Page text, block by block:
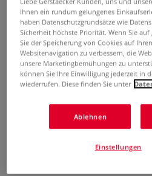
VIVA DECOR
Sperrgrund
0
Holzanstriche. Verhindert ein
anschließenden Endanstrichen
Ihnen ein rundum gelungenes
haben Datenschutzgrundsätze wie
Sicherheit höchste Priorität. Wenn Sie auf
Sie der Speicherung von Cookies auf
Websitenavigation zu verbessern, die
unsere Marketingbemühungen zu
können Sie Ihre Einwilligung jederzeit in
wiederrufen. Diese finden Sie unter
Ablehnen
Einstellungen